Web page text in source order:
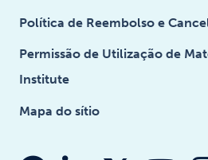
Política de Reembolso e
Permissão de Utilização de
Institute
Mapa do sítio